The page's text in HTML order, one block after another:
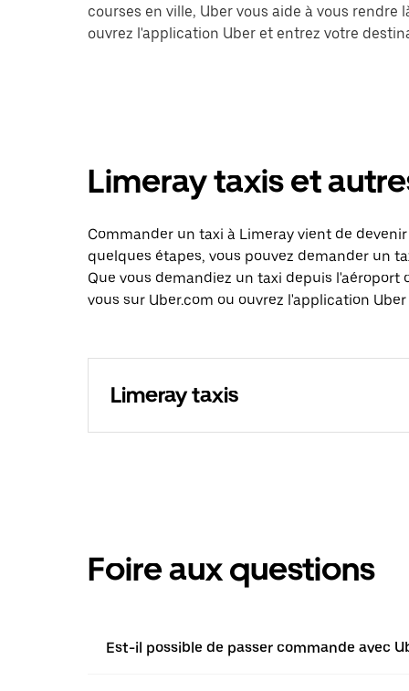
courses en ville, Uber vous aide à vous rendre
ouvrez l'application Uber et entrez votre
Limeray taxis et
Commander un taxi à Limeray vient de
quelques étapes, vous pouvez demander un
Que vous demandiez un taxi depuis
vous sur Uber.com ou ouvrez l'application
Limeray taxis
Foire aux questions
Est-il possible de passer commande avec